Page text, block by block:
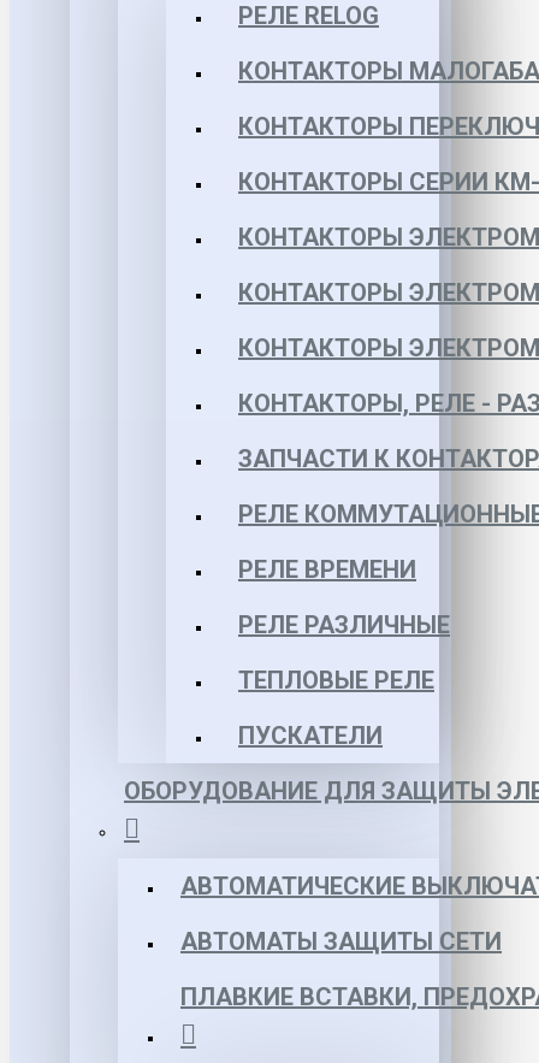
РЕЛЕ RELOG
КОНТАКТОРЫ
КОНТАКТОРЫ
КОНТАКТОРЫ СЕРИИ КМ-
КОНТАКТОРЫ
КОНТАКТОРЫ
КОНТАКТОРЫ
КОНТАКТОРЫ, РЕЛЕ -
ЗАПЧАСТИ К
РЕЛЕ
РЕЛЕ ВРЕМЕНИ
РЕЛЕ РАЗЛИЧНЫЕ
ТЕПЛОВЫЕ РЕЛЕ
ПУСКАТЕЛИ
ОБОРУДОВАНИЕ ДЛЯ ЗАЩИТЫ
АВТОМАТИЧЕСКИЕ
АВТОМАТЫ ЗАЩИТЫ СЕТИ
ПЛАВКИЕ ВСТАВКИ,